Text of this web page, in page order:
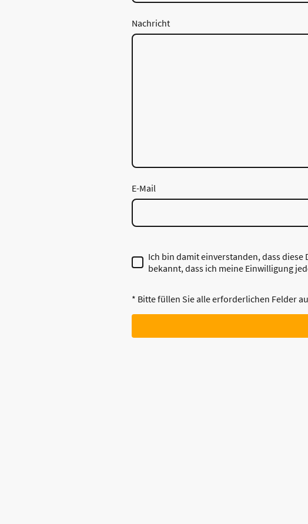
Nachricht
E-Mail
Ich bin damit einverstanden, dass
bekannt, dass ich meine Einwilligung
* Bitte füllen Sie alle erforderlichen Felder